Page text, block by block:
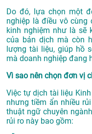
Do đó, lựa chọn một
nghiệp là điều vô cùng
kinh nghiệm như là sẽ
của bản dịch mà còn
lượng tài liệu, giúp hồ
mà doanh nghiệp đang
Vì sao nên chọn đơn vị
Việc tự dịch tài liệu
nhưng tiềm ẩn nhiều
thuật ngữ chuyên
rủi ro này bao gồm: